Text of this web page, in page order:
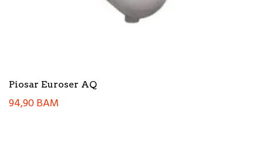
Piosar Euroser AQ
94,90BAM